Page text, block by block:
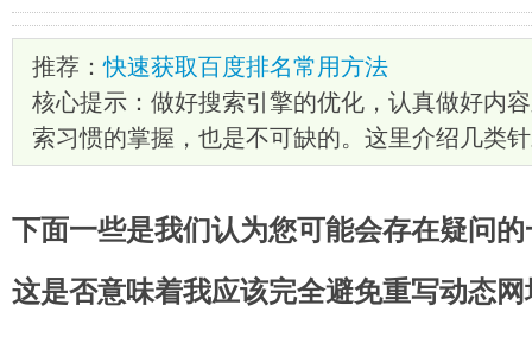
推荐：快速获取百度排名常用方法
核心提示：做好搜索引擎的优化，认真做好内
索习惯的掌握，也是不可缺的。这里介绍几类
下面一些是我们认为您可能会存在疑问
这是否意味着我应该完全避免重写动态网